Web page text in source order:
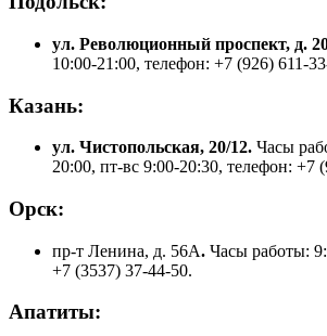
ул. Революционный проспект, д.
10:00-21:00, телефон: +7 (926) 611-
Казань:
ул. Чистопольская, 20/12. Часы
20:00, пт-вс 9:00-20:30, телефон: +7
Орск:
пр-т Ленина, д. 56А. Часы работы:
+7 (3537) 37-44-50.
Апатиты: